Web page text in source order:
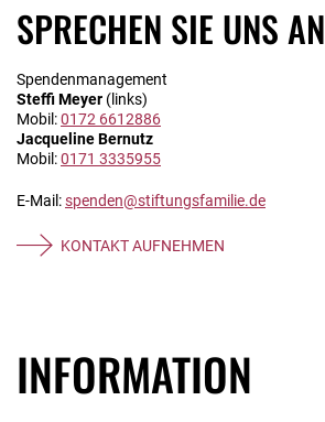
SPRECHEN SIE UNS AN
Spendenmanagement
Steffi Meyer (links)
Mobil:0172 6612886
Jacqueline Bernutz
Mobil:0171 3335955
E-Mail:spenden@stiftungsfamilie.de
KONTAKT AUFNEHMEN
INFORMATION